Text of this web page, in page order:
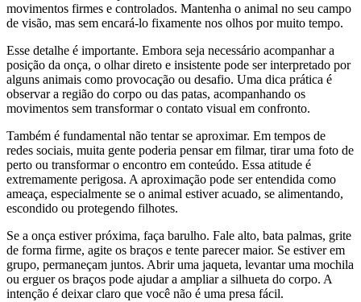
movimentos firmes e controlados. Mantenha o animal no seu campo
de visão, mas sem encará-lo fixamente nos olhos por muito tempo.
Esse detalhe é importante. Embora seja necessário acompanhar a
posição da onça, o olhar direto e insistente pode ser interpretado por
alguns animais como provocação ou desafio. Uma dica prática é
observar a região do corpo ou das patas, acompanhando os
movimentos sem transformar o contato visual em confronto.
Também é fundamental não tentar se aproximar. Em tempos de
redes sociais, muita gente poderia pensar em filmar, tirar uma foto de
perto ou transformar o encontro em conteúdo. Essa atitude é
extremamente perigosa. A aproximação pode ser entendida como
ameaça, especialmente se o animal estiver acuado, se alimentando,
escondido ou protegendo filhotes.
Se a onça estiver próxima, faça barulho. Fale alto, bata palmas, grite
de forma firme, agite os braços e tente parecer maior. Se estiver em
grupo, permaneçam juntos. Abrir uma jaqueta, levantar uma mochila
ou erguer os braços pode ajudar a ampliar a silhueta do corpo. A
intenção é deixar claro que você não é uma presa fácil.